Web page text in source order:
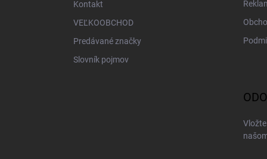
Kontakt
VEĽKOOBCHOD
Predávané značky
Slovník pojmov